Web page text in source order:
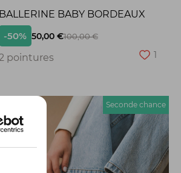
BALLERINE BABY BORDEAUX
-50% 50,00 €100,00 €
pointures 1
Seconde chance